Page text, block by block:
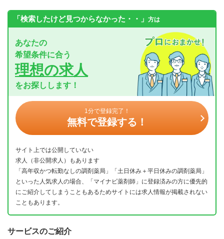
「検索したけど見つからなかった・・」 方は
あなたの
希望条件に合う
理想の求人
をお探しします！
1分で登録完了！
無料で登録する！
サイト上では公開していない
求人（非公開求人）もあります
「高年収かつ転勤なしの調剤薬局」「土日休み＋平日休みの調剤薬局」
といった人気求人の場合、「マイナビ薬剤師」に登録済みの方に優先的
にご紹介してしまうこともあるためサイトには求人情報が掲載されない
こともあります。
サービスのご紹介